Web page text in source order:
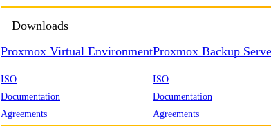
Downloads
Proxmox Virtual Environment
ISO
Documentation
Agreements
Proxmox Backup
ISO
Documentation
Agreements